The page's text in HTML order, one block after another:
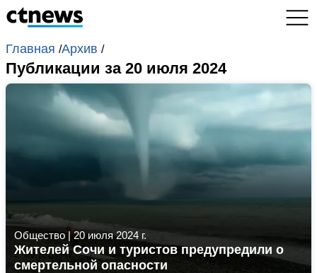
Главная /Архив /
Публикации за 20 июля 2024
Общество |20 июля 2024 г.
Жителей Сочи и туристов предупредили о
смертельной опасности